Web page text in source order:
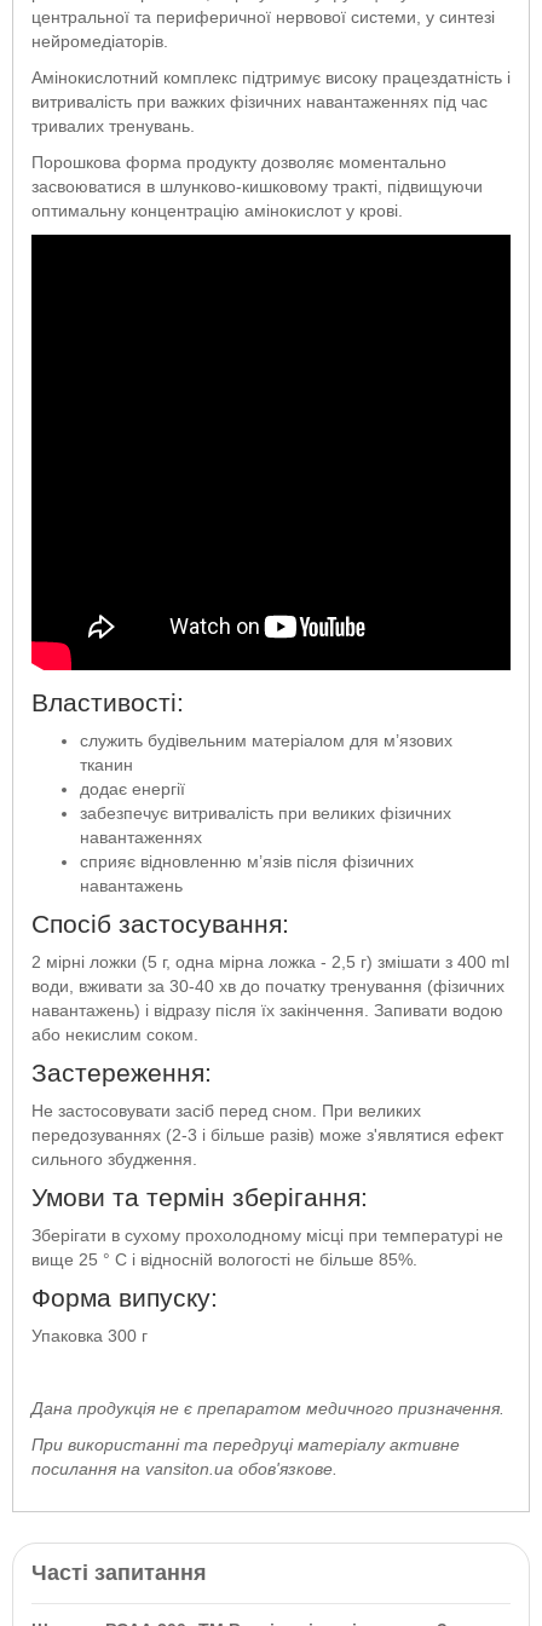
центральної та периферичної нервової системи, у синтезі
нейромедіаторів.
Амінокислотний комплекс підтримує високу працездатність і
витривалість при важких фізичних навантаженнях під час
тривалих тренувань.
Порошкова форма продукту дозволяє моментально
засвоюватися в шлунково-кишковому тракті, підвищуючи
оптимальну концентрацію амінокислот у крові.
Властивості:
служить будівельним матеріалом для м’язових
тканин
додає енергії
забезпечує витривалість при великих фізичних
навантаженнях
сприяє відновленню м’язів після фізичних
навантажень
Спосіб застосування:
2 мірні ложки (5 г, одна мірна ложка - 2,5 г) змішати з 400 ml
води, вживати за 30-40 хв до початку тренування (фізичних
навантажень) і відразу після їх закінчення. Запивати водою
або некислим соком.
Застереження:
Не застосовувати засіб перед сном. При великих
передозуваннях (2-3 і більше разів) може з'являтися ефект
сильного збудження.
Умови та термін зберігання:
Зберігати в сухому прохолодному місці при температурі не
вище 25 ° С і відносній вологості не більше 85%.
Форма випуску:
Упаковка 300 г
Дана продукція не є препаратом медичного призначення.
При використанні та передруці матеріалу активне
посилання на vansiton.ua обов'язкове.
Часті запитання